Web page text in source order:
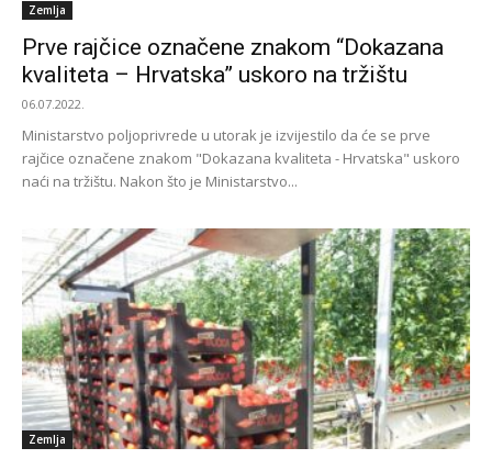
Zemlja
Prve rajčice označene znakom “Dokazana
kvaliteta – Hrvatska” uskoro na tržištu
06.07.2022.
Ministarstvo poljoprivrede u utorak je izvijestilo da će se prve
rajčice označene znakom "Dokazana kvaliteta - Hrvatska" uskoro
naći na tržištu. Nakon što je Ministarstvo...
Zemlja